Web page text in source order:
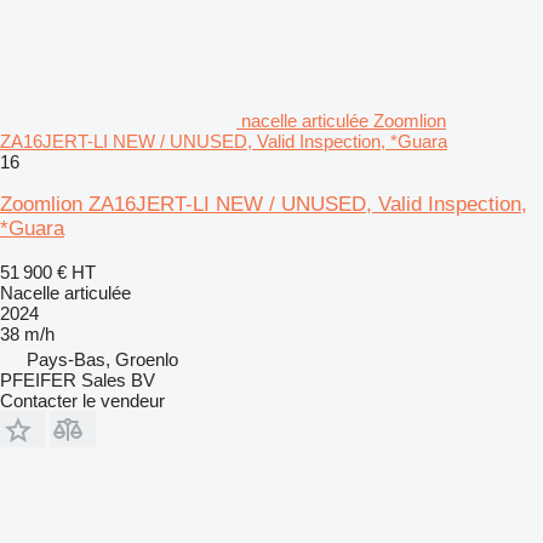
nacelle articulée Zoomlion
ZA16JERT-LI NEW / UNUSED, Valid Inspection, *Guara
16
Zoomlion ZA16JERT-LI NEW / UNUSED, Valid Inspection,
*Guara
51 900 € HT
Nacelle articulée
2024
38 m/h
Pays-Bas, Groenlo
PFEIFER Sales BV
Contacter le vendeur